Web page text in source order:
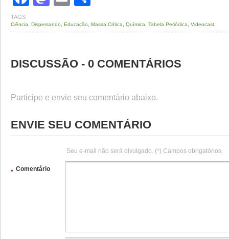
TAGS
Ciência Dispersando Educação Massa Crítica Química Tabela Periódica Videocast
DISCUSSÃO - 0 COMENTÁRIOS
Participe e envie seu comentário abaixo.
ENVIE SEU COMENTÁRIO
Seu e-mail não será divulgado. (*) Campos obrigatórios.
Comentário
*